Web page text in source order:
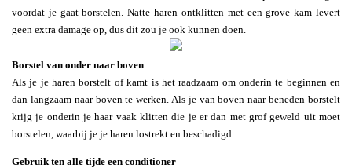
voordat je gaat borstelen. Natte haren ontklitten met een grove kam levert
geen extra damage op, dus dit zou je ook kunnen doen.
Borstel van onder naar boven
Als je je haren borstelt of kamt is het raadzaam om onderin te beginnen en
dan langzaam naar boven te werken. Als je van boven naar beneden borstelt
krijg je onderin je haar vaak klitten die je er dan met grof geweld uit moet
borstelen, waarbij je je haren lostrekt en beschadigd.
Gebruik ten alle tijde een conditioner